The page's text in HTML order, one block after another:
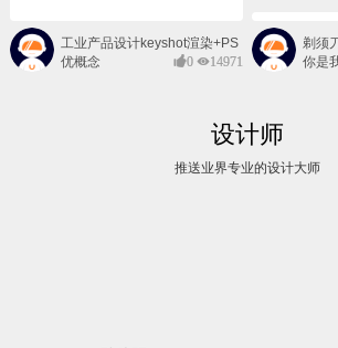
工业产品设计keyshot渲染+PS
后期班
优概念 0 14971
剃须
你是
设计师
推送业界专业的设计大师